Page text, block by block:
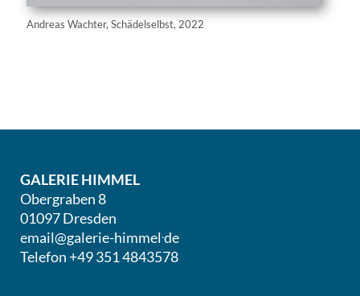
Andreas Wachter, Schädelselbst, 2022
GALERIE HIMMEL
Obergraben 8
01097 Dresden
email@galerie-himmel.de
Telefon +49 351 4843578